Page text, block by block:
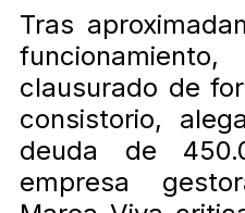
Tras
clausurado de
consistorio,
deuda de
empresa